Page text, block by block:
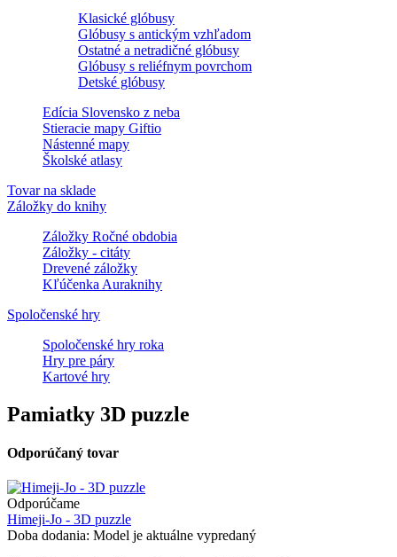
Klasické glóbusy
Glóbusy s antickým vzhľadom
Ostatné a netradičné glóbusy
Glóbusy s reliéfnym povrchom
Detské glóbusy
Edícia Slovensko z neba
Stieracie mapy Giftio
Nástenné mapy
Školské atlasy
Tovar na sklade
Záložky do knihy
Záložky Ročné obdobia
Záložky - citáty
Drevené záložky
Kľúčenka Auraknihy
Spoločenské hry
Spoločenské hry roka
Hry pre páry
Kartové hry
Pamiatky 3D puzzle
Odporúčaný tovar
Odporúčame
Himeji-Jo - 3D puzzle
Doba dodania: Model je aktuálne vypredaný